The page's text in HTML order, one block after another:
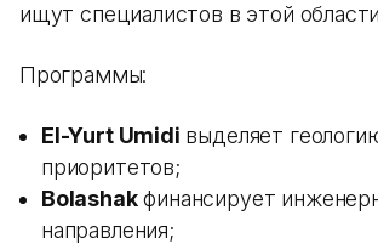
ищут специалистов в этой
Программы:
El-Yurt Umidi выделяет
приоритетов;
Bolashakфинансирует
направления;